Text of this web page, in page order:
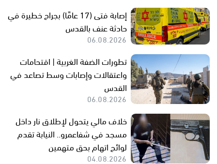
إصابة فتى (17 عامًا) بجراح خطيرة في
حادثة عنف بالقدس
06.08.2026
تطورات الضفة الغربية | اقتحامات
واعتقالات وإصابات وسط تصاعد في
القدس
06.08.2026
خلاف مالي يتحول لإطلاق نار داخل
مسجد في شفاعمرو.. النيابة تقدم
لوائح اتهام بحق متهمين
04.08.2026